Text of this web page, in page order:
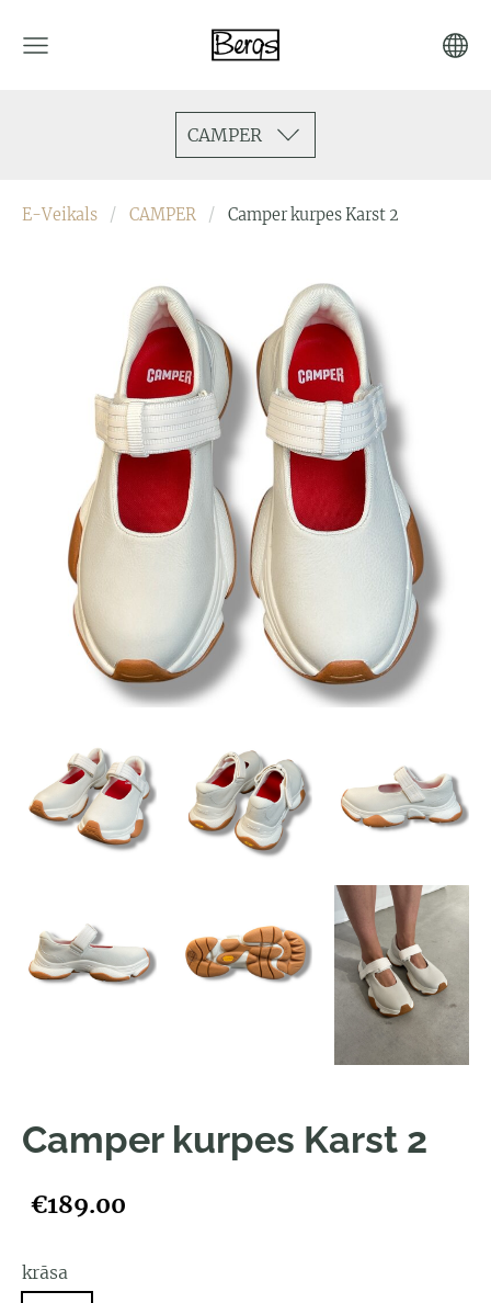
CAMPER
E-Veikals CAMPER Camper kurpes Karst 2
Camper kurpes Karst 2
€189.00
krāsa